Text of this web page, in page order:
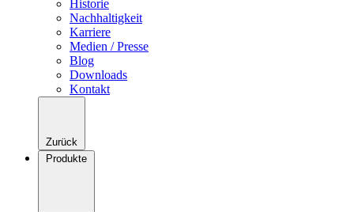
Historie
Nachhaltigkeit
Karriere
Medien / Presse
Blog
Downloads
Kontakt
Zurück
Produkte